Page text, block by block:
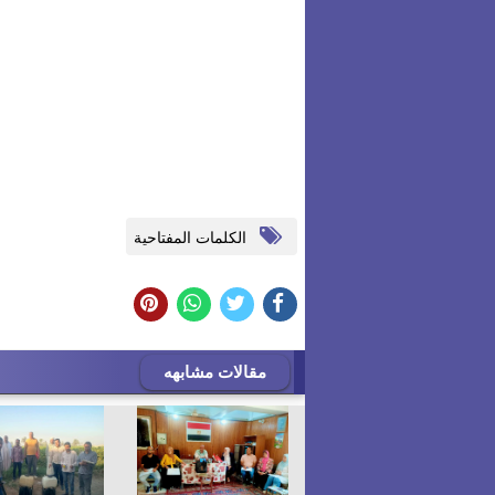
الكلمات المفتاحية
مقالات مشابهه